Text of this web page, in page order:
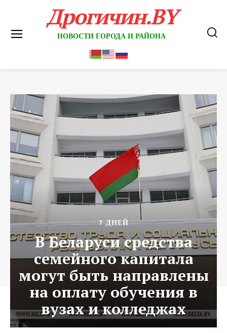
Дрогичин.BY
НОВОСТИ ГОРОДА И РАЙОНА
7 ДНЕЙ
В Беларуси средства
семейного капитала
могут быть направлены
на оплату обучения в
вузах и колледжах